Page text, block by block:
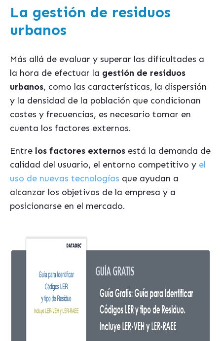
La gestión de residuos
urbanos
Más allá de evaluar y superar las dificultades a
la hora de efectuar la gestión de residuos
urbanos, como las características, la dispersión
y la densidad de la población que condicionan
costes y frecuencias, es necesario tomar en
cuenta los factores externos.
Entre los factores externos está la demanda de
calidad del usuario, el entorno competitivo y el
uso de nuevas tecnologías que ayudan a
alcanzar los objetivos de la empresa y a
posicionarse en el mercado.